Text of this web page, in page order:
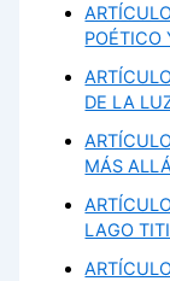
POÉTICO
DE LA
MÁS
LAGO